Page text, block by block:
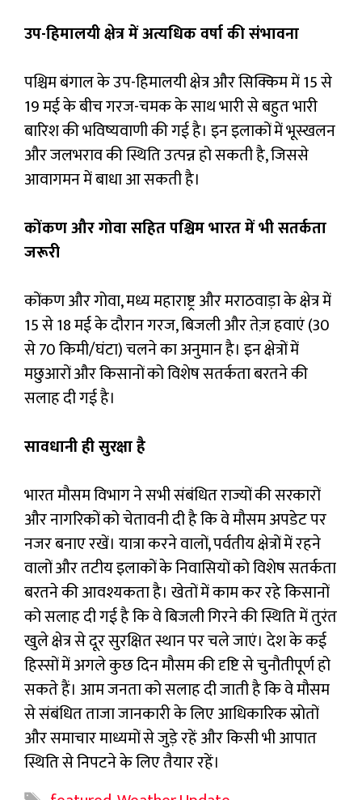
उप-हिमालयी क्षेत्र में अत्यधिक वर्षा की संभावना
पश्चिम बंगाल के उप-हिमालयी क्षेत्र और सिक्किम में 15 से
19 मई के बीच गरज-चमक के साथ भारी से बहुत भारी
बारिश की भविष्यवाणी की गई है। इन इलाकों में भूस्खलन
और जलभराव की स्थिति उत्पन्न हो सकती है, जिससे
आवागमन में बाधा आ सकती है।
कोंकण और गोवा सहित पश्चिम भारत में भी सतर्कता
जरूरी
कोंकण और गोवा, मध्य महाराष्ट्र और मराठवाड़ा के क्षेत्र में
15 से 18 मई के दौरान गरज, बिजली और तेज़ हवाएं (30
से 70 किमी/घंटा) चलने का अनुमान है। इन क्षेत्रों में
मछुआरों और किसानों को विशेष सतर्कता बरतने की
सलाह दी गई है।
सावधानी ही सुरक्षा है
भारत मौसम विभाग ने सभी संबंधित राज्यों की सरकारों
और नागरिकों को चेतावनी दी है कि वे मौसम अपडेट पर
नजर बनाए रखें। यात्रा करने वालों, पर्वतीय क्षेत्रों में रहने
वालों और तटीय इलाकों के निवासियों को विशेष सतर्कता
बरतने की आवश्यकता है। खेतों में काम कर रहे किसानों
को सलाह दी गई है कि वे बिजली गिरने की स्थिति में तुरंत
खुले क्षेत्र से दूर सुरक्षित स्थान पर चले जाएं। देश के कई
हिस्सों में अगले कुछ दिन मौसम की दृष्टि से चुनौतीपूर्ण हो
सकते हैं। आम जनता को सलाह दी जाती है कि वे मौसम
से संबंधित ताजा जानकारी के लिए आधिकारिक स्रोतों
और समाचार माध्यमों से जुड़े रहें और किसी भी आपात
स्थिति से निपटने के लिए तैयार रहें।